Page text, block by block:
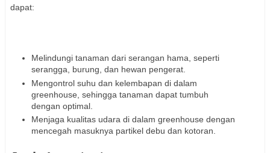
dapat:
Melindungi tanaman dari serangan hama, seperti
serangga, burung, dan hewan pengerat.
Mengontrol suhu dan kelembapan di dalam
greenhouse, sehingga tanaman dapat tumbuh
dengan optimal.
Menjaga kualitas udara di dalam greenhouse dengan
mencegah masuknya partikel debu dan kotoran.